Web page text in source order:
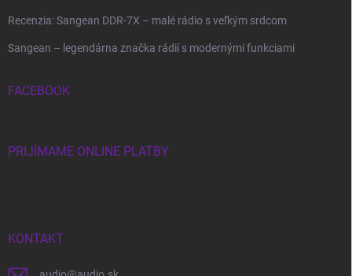
Recenzia: Sangean DDR-7X – malé rádio s veľkým srdcom
Sangean – legendárna značka rádií s modernými funkciami
FACEBOOK
PRIJÍMAME ONLINE PLATBY
KONTAKT